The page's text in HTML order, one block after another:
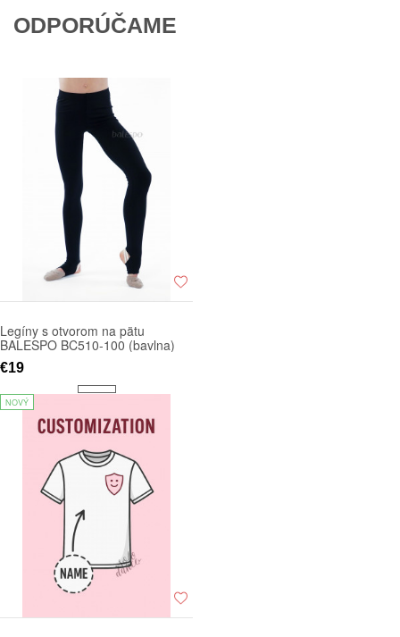
ODPORÚČAME
Legíny s otvorom na pätu
BALESPO BC510-100 (bavlna)
€19
NOVÝ